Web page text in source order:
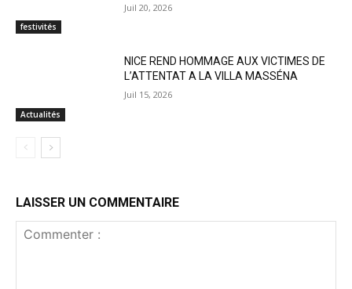
festivités
Juil 20, 2026
Actualités
NICE REND HOMMAGE AUX VICTIMES DE
L’ATTENTAT A LA VILLA MASSÉNA
Juil 15, 2026
LAISSER UN COMMENTAIRE